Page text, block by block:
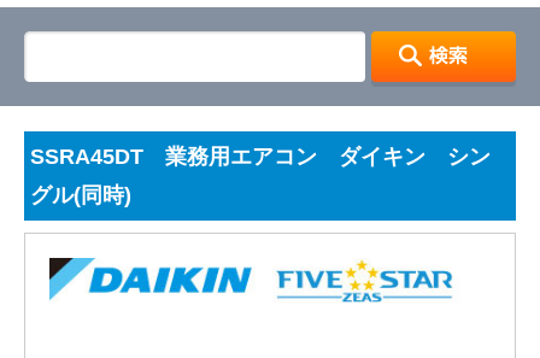
SSRA45DT 業務用エアコン ダイキン シン
グル(同時)